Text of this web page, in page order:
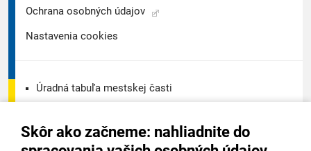
Skôr ako začneme: nahliadnite do
Ochrana osobných údajov
Nastavenia cookies
Úradná tabuľa mestskej časti
Úradná tabuľa stavebného úradu